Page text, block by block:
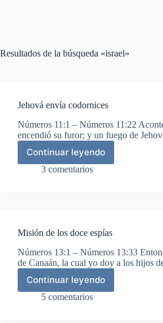
Resultados de la búsqueda «israel»
Jehová envía codornices
Números 11:1 – Números 11:22
encendió su furor; y un fuego de
Continuar leyendo
Jehová
envía
3 comentarios
Misión de los doce espías
Números 13:1 – Números 13:33
de Canaán, la cual yo doy a los hijos
Continuar leyendo
Misión
de
5 comentarios